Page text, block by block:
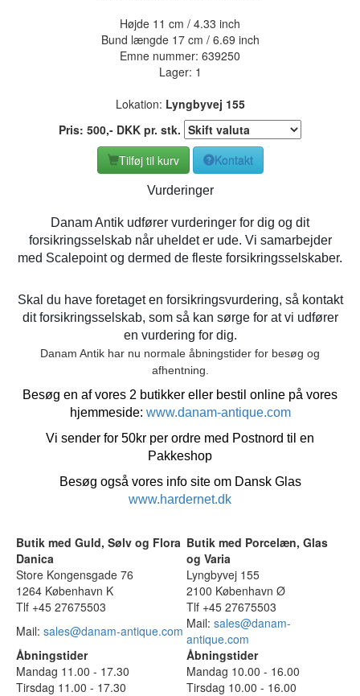
Højde 11 cm / 4.33 inch
Bund længde 17 cm / 6.69 inch
Emne nummer: 639250
Lager: 1
Lokation: Lyngbyvej 155
Pris: 500,- DKK pr. stk.
Tilføj til kurv
Kontakt
Vurderinger
Danam Antik udfører vurderinger for dig og dit
forsikringsselskab når uheldet er ude. Vi samarbejder
med Scalepoint og dermed de fleste forsikringsselskaber.
Skal du have foretaget en forsikringsvurdering, så kontakt
dit forsikringsselskab, som så kan sørge for at vi udfører
en vurdering for dig.
Danam Antik har nu normale åbningstider for besøg og
afhentning.
Besøg en af vores 2 butikker eller bestil online på vores
hjemmeside: www.danam-antique.com
Vi sender for 50kr per ordre med Postnord til en
Pakkeshop
Besøg også vores info site om Dansk Glas
www.hardernet.dk
Butik med Guld, Sølv og Flora
Danica
Butik med Porcelæn, Glas
og Varia
Store Kongensgade 76
Lyngbyvej 155
1264 København K
2100 København Ø
Tlf +45 27675503
Tlf +45 27675503
Mail: sales@danam-antique.com Mail: sales@danam-
antique.com
Åbningstider
Åbningstider
Mandag 11.00 - 17.30
Mandag 10.00 - 16.00
Tirsdag 11.00 - 17.30
Tirsdag 10.00 - 16.00